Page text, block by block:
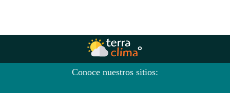
Conoce nuestros sitios: